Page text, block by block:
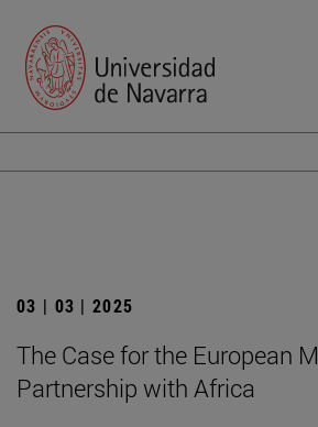
03 | 03 | 2025
The Case for the European
Partnership with Africa